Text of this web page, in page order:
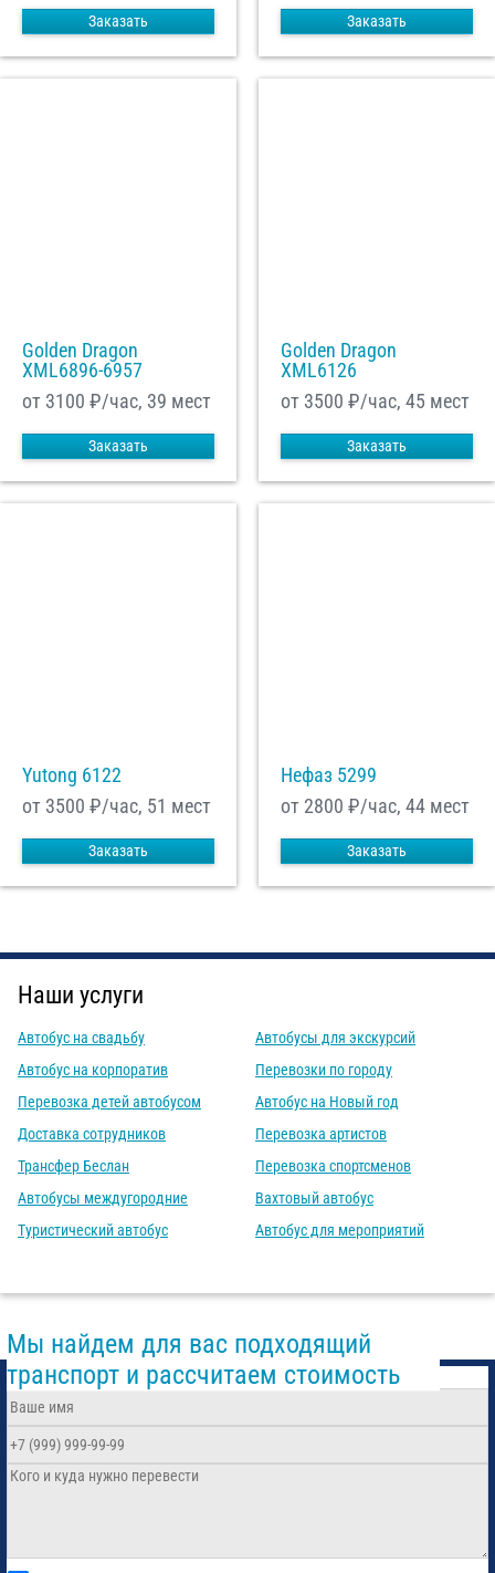
Заказать Заказать
Golden Dragon
XML6896-6957
от 3100 ₽/час, 39 мест
Заказать
Golden Dragon
XML6126
от 3500 ₽/час, 45 мест
Заказать
Yutong 6122
от 3500 ₽/час, 51 мест
Заказать
Нефаз 5299
от 2800 ₽/час, 44 мест
Заказать
Наши услуги
Автобус на свадьбу
Автобус на корпоратив
Перевозка детей автобусом
Доставка сотрудников
Трансфер Беслан
Автобусы междугородние
Туристический автобус
Автобусы для экскурсий
Перевозки по городу
Автобус на Новый год
Перевозка артистов
Перевозка спортсменов
Вахтовый автобус
Автобус для мероприятий
Мы найдем для вас подходящий
транспорт и рассчитаем стоимость